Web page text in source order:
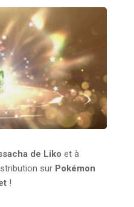
de Liko et à
sur Pokémon
!